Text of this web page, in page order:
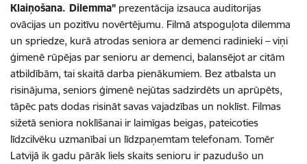
Klaiņošana. Dilemma” prezentācija izsauca auditorijas
ovācijas un pozitīvu novērtējumu. Filmā atspoguļota dilemma
un spriedze, kurā atrodas seniora ar demenci radinieki – viņi
ģimenē rūpējas par senioru ar demenci, balansējot ar citām
atbildībām, tai skaitā darba pienākumiem. Bez atbalsta un
risinājuma, seniors ģimenē nejūtas sadzirdēts un aprūpēts,
tāpēc pats dodas risināt savas vajadzības un noklīst. Filmas
sižetā seniora noklīšanai ir laimīgas beigas, pateicoties
līdzcilvēku uzmanībai un līdzpaņemtam telefonam. Tomēr
Latvijā ik gadu pārāk liels skaits senioru ir pazudušo un